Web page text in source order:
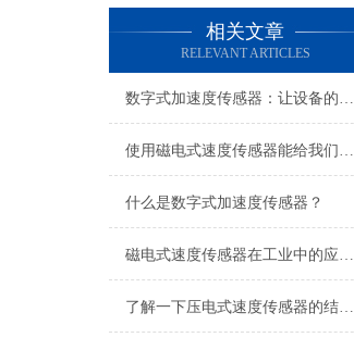
相关文章
RELEVANT ARTICLES
数字式加速度传感器：让设备的每一次颤动都有迹可循
使用磁电式速度传感器能给我们带来哪些好处？
什么是数字式加速度传感器？
磁电式速度传感器在工业中的应用与价值
了解一下压电式速度传感器的结构组成吧